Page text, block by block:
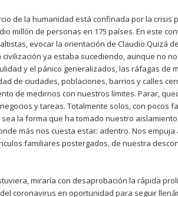
de la humanidad está confinada por la crisis
millón de personas en 175 países. En este
evocar la orientación de Claudio.Quizá
ya estaba sucediendo, aunque no
y el pánico generalizados, las ráfagas de
de ciudades, poblaciones, barrios y calles
de medirnos con nuestros límites. Parar,
y tareas. Totalmente solos, con pocos
la forma que ha tomado nuestro
más nos cuesta estar: adentro. Nos
familiares postergados, de nuestra
miraría con desaprobación la rápida
coronavirus en oportunidad para seguir